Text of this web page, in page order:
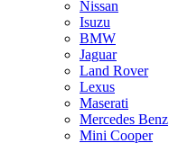
Nissan
Isuzu
BMW
Jaguar
Land Rover
Lexus
Maserati
Mercedes Benz
Mini Cooper